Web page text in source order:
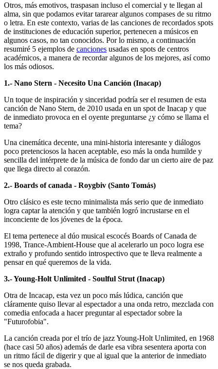
Otros, más emotivos, traspasan incluso el comercial y te llegan al
alma, sin que podamos evitar tararear algunos compases de su ritmo
o letra. En este contexto, varias de las canciones de recordados spots
de instituciones de educación superior, pertenecen a músicos en
algunos casos, no tan conocidos. Por lo mismo, a continuación
resumiré 5 ejemplos de canciones usadas en spots de centros
académicos, a manera de recordar algunos de los mejores, así como
los más odiosos.
1.- Nano Stern - Necesito Una Canción (Inacap)
Un toque de inspiración y sinceridad podría ser el resumen de esta
canción de Nano Stern, de 2010 usada en un spot de Inacap y que
de inmediato provoca en el oyente preguntarse ¿y cómo se llama el
tema?
Una cinemática decente, una mini-historia interesante y diálogos
poco pretenciosos la hacen aceptable, eso más la onda humilde y
sencilla del intérprete de la música de fondo dar un cierto aire de paz
que llega directo al corazón.
2.- Boards of canada - Roygbiv (Santo Tomás)
Otro clásico es este tecno minimalista más serio que de inmediato
logra captar la atención y que también logró incrustarse en el
inconciente de los jóvenes de la época.
El tema pertenece al dúo musical escocés Boards of Canada de
1998, Trance-Ambient-House que al acelerarlo un poco logra ese
extraño y profundo sentido introspectivo que te lleva realmente a
pensar en qué queremos de la vida.
3.- Young-Holt Unlimited - Soulful Strut (Inacap)
Otra de Incacap, esta vez un poco más lúdica, canción que
cláramente quiso llevar al espectador a una onda retro, mezclada con
comedia enfocada a hacer preguntar al espectador sobre la
"Futurofobia".
La canción creada por el trío de jazz Young-Holt Unlimited, en 1968
(hace casi 50 años) además de darle esa vibra sesentera aporta con
un ritmo fácil de digerir y que al igual que la anterior de inmediato
se nos queda grabada.